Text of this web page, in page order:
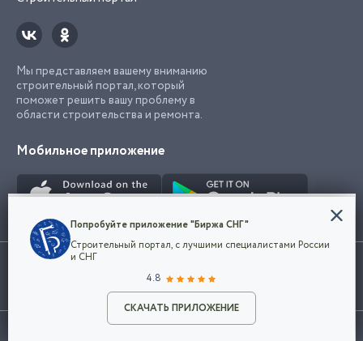
Разместить объявление
Мы представляем вашему вниманию
строительный портал, который
поможет решить вашу проблему в
области строительства и ремонта.
Мобильное приложение
Использование сайта, в том числе подача объявлений, означает
марки представленные на сайте являются собственностью их
©2026Биржа СНГ
Конфиденциальность
Мы используем файлы cookie, чтобы сделать
наш сайт удобным для каждого
Политикой конфиденциальности компании
и принимаете условия использования cookie.
Попробуйте приложение "Биржа СНГ"
Строительный портал, с лучшими специалистами России
и СНГ
4.8
СКАЧАТЬ ПРИЛОЖЕНИЕ